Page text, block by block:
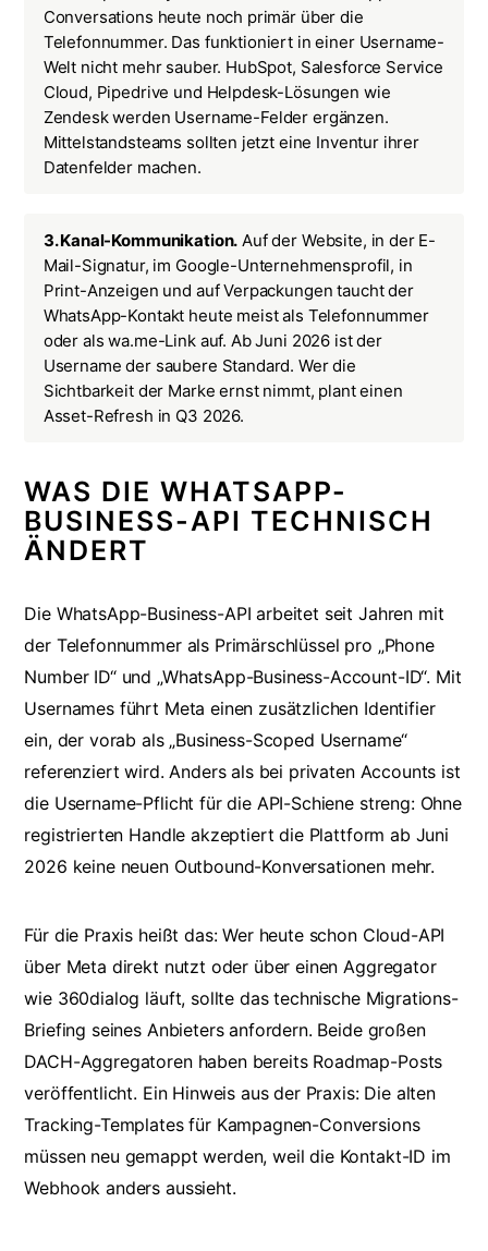
Conversations heute noch primär über die
Telefonnummer. Das funktioniert in einer Username-
Welt nicht mehr sauber. HubSpot, Salesforce Service
Cloud, Pipedrive und Helpdesk-Lösungen wie
Zendeskwerden Username-Felder ergänzen.
Mittelstandsteams sollten jetzt eine Inventur ihrer
Datenfelder machen.
3. Kanal-Kommunikation. Auf der Website, in der E-
Mail-Signatur, im Google-Unternehmensprofil, in
Print-Anzeigen und auf Verpackungen taucht der
WhatsApp-Kontakt heute meist als Telefonnummer
oder alswa.me-Link auf. Ab Juni 2026 ist der
Username der saubere Standard. Wer die
Sichtbarkeit der Marke ernst nimmt, plant einen
Asset-Refresh in Q3 2026.
WAS DIE WHATSAPP-
BUSINESS-API TECHNISCH
ÄNDERT
Die WhatsApp-Business-API arbeitet seit Jahren mit
der Telefonnummer als Primärschlüssel pro „Phone
Number ID“ und „WhatsApp-Business-Account-ID“. Mit
Usernames führt Meta einen zusätzlichen Identifier
ein, der vorab als „Business-Scoped Username“
referenziert wird. Anders als bei privaten Accounts ist
die Username-Pflicht für die API-Schiene streng: Ohne
registrierten Handle akzeptiert die Plattform ab Juni
2026 keine neuen Outbound-Konversationen mehr.
Für die Praxis heißt das: Wer heute schon Cloud-API
über Meta direkt nutzt oder über einen Aggregator
wie 360dialog läuft, sollte das technische Migrations-
Briefing seines Anbieters anfordern. Beide großen
DACH-Aggregatoren haben bereits Roadmap-Posts
veröffentlicht. Ein Hinweis aus der Praxis: Die alten
Tracking-Templates für Kampagnen-Conversions
müssen neu gemappt werden, weil die Kontakt-ID im
Webhook anders aussieht.